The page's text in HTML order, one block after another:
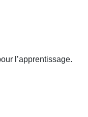
l’apprentissage.